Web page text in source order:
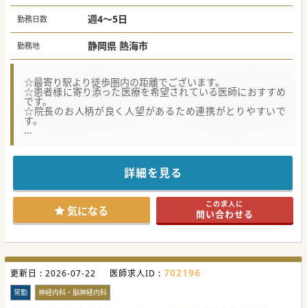
勤務日数 週4～5日
勤務地 静岡県 熱海市
☆最寄り駅より徒歩圏内の距離でございます。
☆患者様に寄り添った医療を希望されている医師におすすめ
です。
☆院長のお人柄が良く人望があるため連携がとりやすいで
す。
車通勤をご希望の場合は最寄りICより10分圏内、電車勤務を
ご希望の場合は最寄り駅より10分圏内とアクセスも良い立地
セカンドキャリアや長期的なご勤務を希望されている方にご
勤務いただきやすい環境です。
少しでもご興味がございましたらお気軽にお問い合わせくだ
詳細を見る
気になる この求人に
問い合わせる
更新日 : 2026-07-22 医師求人ID : 702196
常勤 神経内科・脳神経内科